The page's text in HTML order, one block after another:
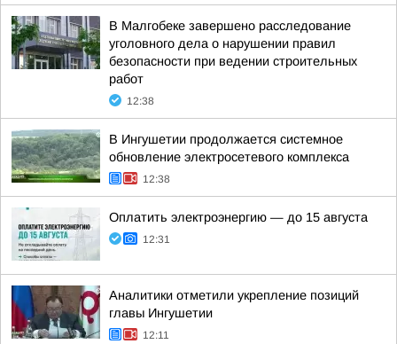
В Малгобеке завершено расследование
уголовного дела о нарушении правил
безопасности при ведении строительных
работ
12:38
В Ингушетии продолжается системное
обновление электросетевого комплекса
12:38
Оплатить электроэнергию — до 15 августа
12:31
Аналитики отметили укрепление позиций
главы Ингушетии
12:11